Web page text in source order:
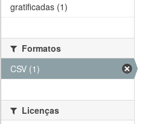
gratificadas (1)
Formatos
CSV (1)
Licenças